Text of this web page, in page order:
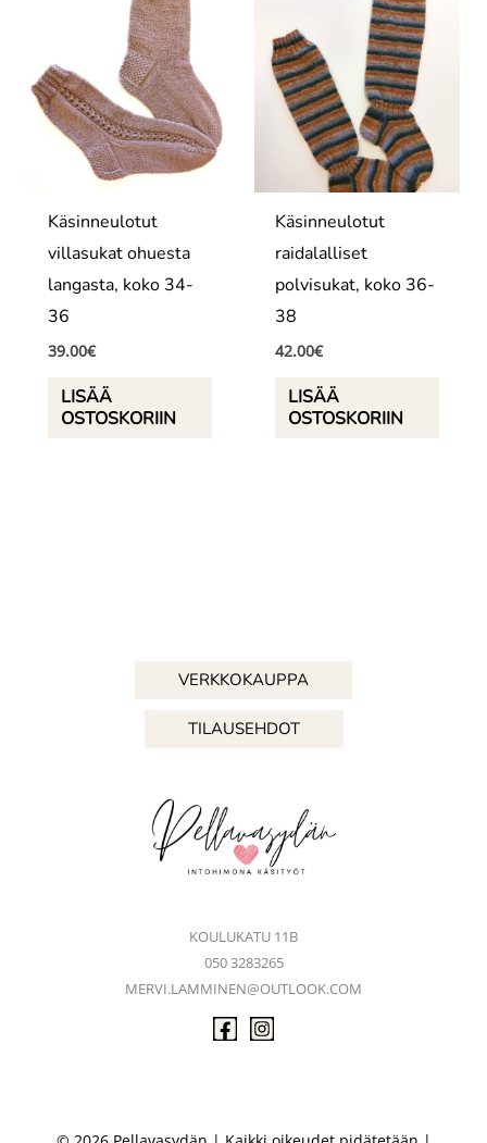
Käsinneulotut
villasukat ohuesta
langasta, koko 34-
36
39.00€
LISÄÄ
OSTOSKORIIN
Käsinneulotut
raidalalliset
polvisukat, koko 36-
38
42.00€
LISÄÄ
OSTOSKORIIN
VERKKOKAUPPA
TILAUSEHDOT
KOULUKATU 11B
050 3283265
MERVI.LAMMINEN@OUTLOOK.COM